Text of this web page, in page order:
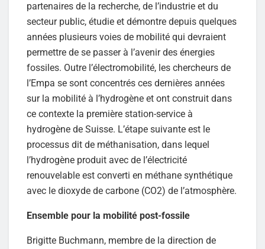
partenaires de la recherche, de l’industrie et du
secteur public, étudie et démontre depuis quelques
années plusieurs voies de mobilité qui devraient
permettre de se passer à l’avenir des énergies
fossiles. Outre l’électromobilité, les chercheurs de
l’Empa se sont concentrés ces dernières années
sur la mobilité à l’hydrogène et ont construit dans
ce contexte la première station-service à
hydrogène de Suisse. L’étape suivante est le
processus dit de méthanisation, dans lequel
l’hydrogène produit avec de l’électricité
renouvelable est converti en méthane synthétique
avec le dioxyde de carbone (CO2) de l’atmosphère.
Ensemble pour la mobilité post-fossile
Brigitte Buchmann, membre de la direction de